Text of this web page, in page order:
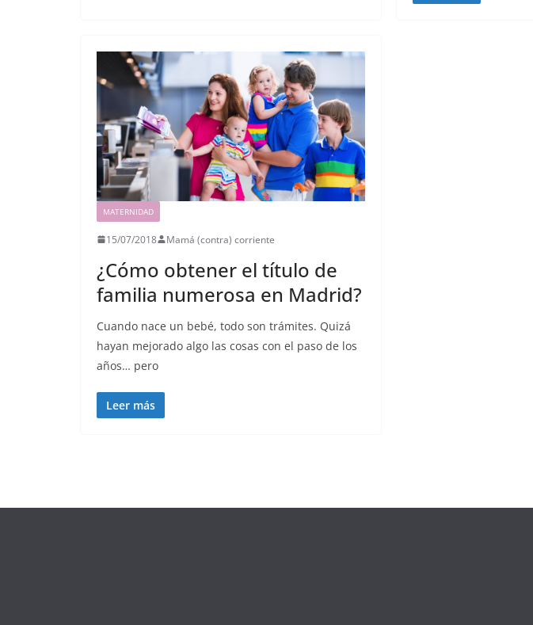
MATERNIDAD
15/07/2018 Mamá (contra) corriente
¿Cómo obtener el título de
familia numerosa en Madrid?
Cuando nace un bebé, todo son trámites. Quizá
hayan mejorado algo las cosas con el paso de los
años… pero
Leer más